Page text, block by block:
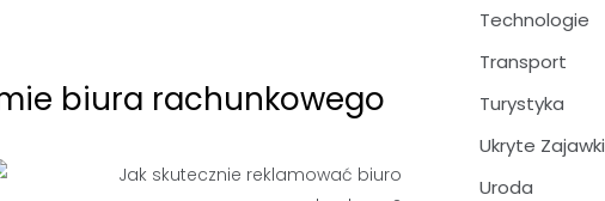
biura rachunkowego
Technologie
Transport
Turystyka
Ukryte Zajawki
Uroda